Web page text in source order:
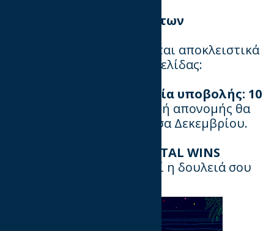
Υποβολές Υποψηφιοτήτων
Οι υποψηφιότητες γίνονται αποκλειστικά
μέσω της επίσημης ιστοσελίδας:
Καταληκτική ημερομηνία υποβολής: 10
Η τελετή απονομής θα
πραγματοποιηθεί στα μέσα Δεκεμβρίου.
2025 – DIGITAL WINS
Η στιγμή να αναγνωριστεί η δουλειά σου